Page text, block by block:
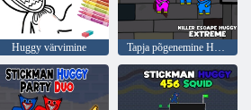
Huggy värvimine Tapja põgenemine Huggy Extreme